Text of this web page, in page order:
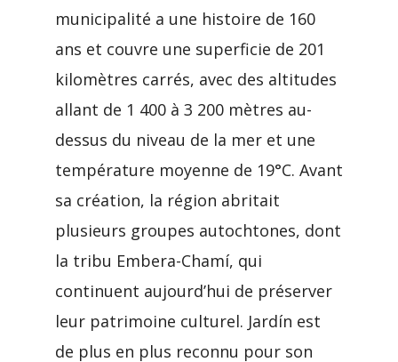
municipalité a une histoire de 160
ans et couvre une superficie de 201
kilomètres carrés, avec des altitudes
allant de 1 400 à 3 200 mètres au-
dessus du niveau de la mer et une
température moyenne de 19°C. Avant
sa création, la région abritait
plusieurs groupes autochtones, dont
la tribu Embera-Chamí, qui
continuent aujourd’hui de préserver
leur patrimoine culturel. Jardín est
de plus en plus reconnu pour son